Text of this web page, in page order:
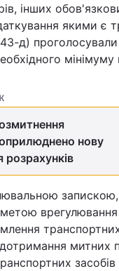
інших
якими є
д)
мінімуму
нову
врегулювання
митних